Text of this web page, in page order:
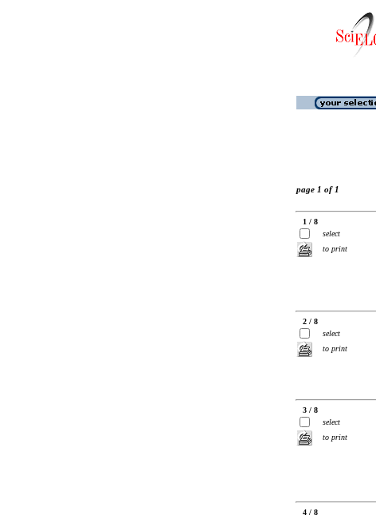
page 1 of 1
1 / 8
select
to print
2 / 8
select
to print
3 / 8
select
to print
4 / 8